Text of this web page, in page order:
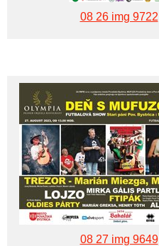
08 26 img 9722
08 27 img 9649